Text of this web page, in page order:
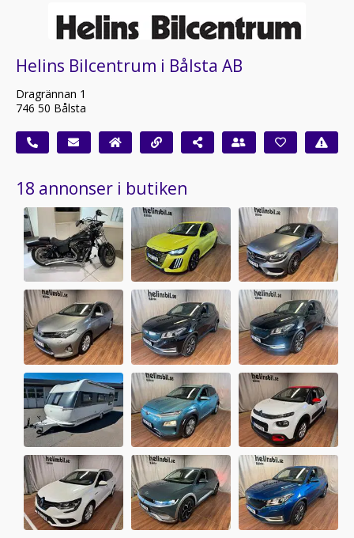
Helins Bilcentrum i Bålsta AB
Dragrännan 1
746 50 Bålsta
18 annonser i butiken